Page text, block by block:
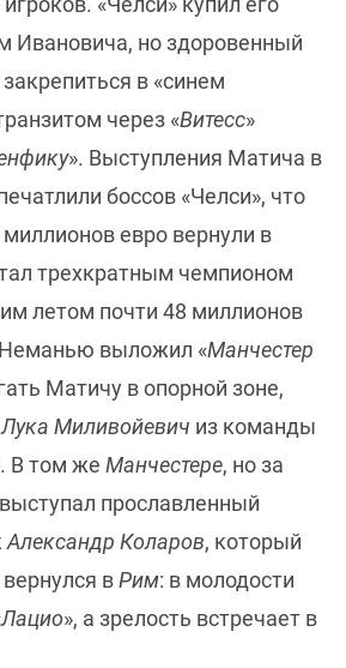
Ивановича, но здоровенный
в «синем
через «Витесс»
». Выступления Матича в
боссов «Челси», что
миллионов евро вернули в
трехкратным чемпионом
летом почти 48 миллионов
выложил «Манчестер
Матичу в опорной зоне,
Лука Миливойевич из команды
В том же Манчестере, но за
прославленный
Александр Коларов, который
вРим: в молодости
Лацио», а зрелость встречает в